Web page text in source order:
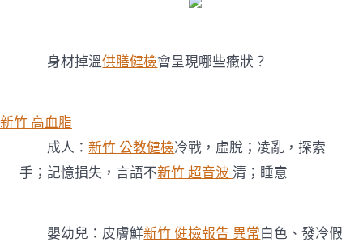
身材掉溫供膳健檢會呈現哪些癥狀？
新竹 高血脂
成人：新竹 公教健檢冷戰，虛脫；凌亂，探索
手；記憶損失，言語不新竹 超音波清；睡意
嬰幼兒：皮膚鮮新竹 健檢報告 異常白色、發冷假